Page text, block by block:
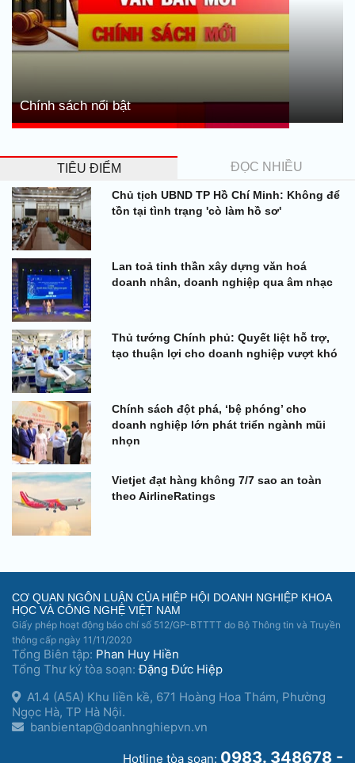
Chính sách nổi bật
TIÊU ĐIỂM ĐỌC NHIỀU
Chủ tịch UBND TP Hồ Chí Minh: Không để
tồn tại tình trạng 'cò làm hồ sơ'
Lan toả tinh thần xây dựng văn hoá
doanh nhân, doanh nghiệp qua âm nhạc
Thủ tướng Chính phủ: Quyết liệt hỗ trợ,
tạo thuận lợi cho doanh nghiệp vượt khó
Chính sách đột phá, ‘bệ phóng’ cho
doanh nghiệp lớn phát triển ngành mũi
nhọn
Vietjet đạt hàng không 7/7 sao an toàn
theo AirlineRatings
CƠ QUAN NGÔN LUẬN CỦA HIỆP HỘI DOANH NGHIỆP KHOA
HỌC VÀ CÔNG NGHỆ VIỆT NAM
Giấy phép hoạt động báo chí số 512/GP-BTTTT do Bộ Thông tin và Truyền
thông cấp ngày 11/11/2020
Tổng Biên tập: Phan Huy Hiền
Tổng Thư ký tòa soạn:Đặng Đức Hiệp
A1.4 (A5A) Khu liền kề, 671 Hoàng Hoa Thám, Phường
Ngọc Hà, TP Hà Nội.
banbientap@doanhnghiepvn.vn
Hotline tòa soạn: 0983. 348678 -